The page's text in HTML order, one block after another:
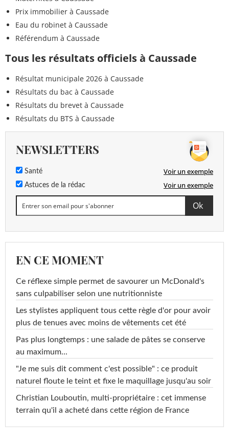
Prix immobilier à Caussade
Eau du robinet à Caussade
Référendum à Caussade
Tous les résultats officiels à Caussade
Résultat municipale 2026 à Caussade
Résultats du bac à Caussade
Résultats du brevet à Caussade
Résultats du BTS à Caussade
NEWSLETTERS
Santé Voir un exemple
Astuces de la rédac Voir un exemple
EN CE MOMENT
Ce réflexe simple permet de savourer un McDonald's
sans culpabiliser selon une nutritionniste
Les stylistes appliquent tous cette règle d'or pour avoir
plus de tenues avec moins de vêtements cet été
Pas plus longtemps : une salade de pâtes se conserve
au maximum...
"Je me suis dit comment c'est possible" : ce produit
naturel floute le teint et fixe le maquillage jusqu'au soir
Christian Louboutin, multi-propriétaire : cet immense
terrain qu'il a acheté dans cette région de France